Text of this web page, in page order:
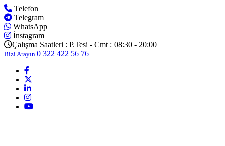
Telefon
Telegram
WhatsApp
İnstagram
Çalışma Saatleri : P.Tesi - Cmt : 08:30 - 20:00
Bizi Arayın 0 322 422 56 76